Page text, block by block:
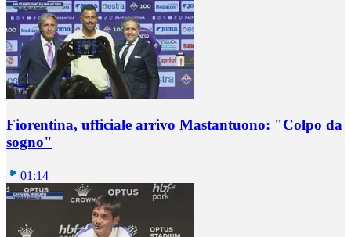
Fiorentina, ufficiale arrivo Mastantuono: "Colpo da
sogno"
01:14